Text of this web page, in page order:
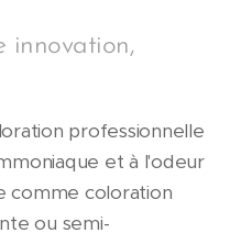
innovation,
professionnelle
et à l'odeur
comme coloration
ou semi-